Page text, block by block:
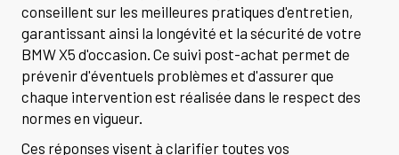
conseillent sur les meilleures pratiques d'entretien,
garantissant ainsi la longévité et la sécurité de votre
BMW X5 d'occasion. Ce suivi post-achat permet de
prévenir d'éventuels problèmes et d'assurer que
chaque intervention est réalisée dans le respect des
normes en vigueur.
Ces réponses visent à clarifier toutes vos